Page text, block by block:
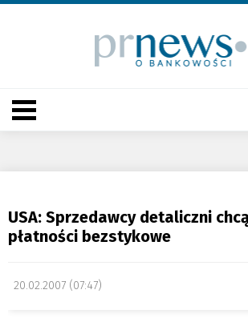
USA: Sprzedawcy detaliczni
płatności bezstykowe
20.02.2007 (07:47)